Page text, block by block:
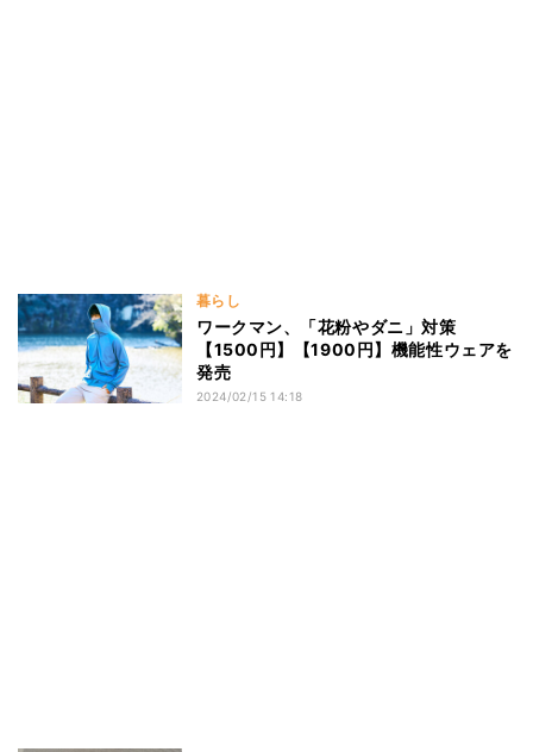
暮らし
ワークマン、「花粉やダニ」対策
【1500円】【1900円】機能性ウェアを
発売
2024/02/15 14:18